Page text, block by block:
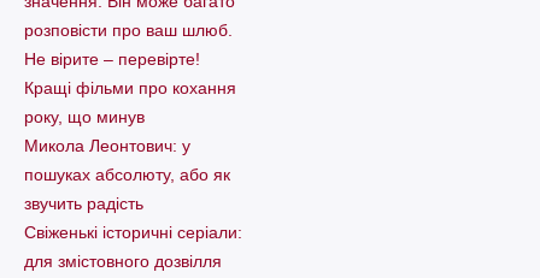
розповісти про ваш шлюб.
Не вірите – перевірте!
Кращі фільми про кохання
року, що минув
Микола Леонтович: у
пошуках абсолюту, або як
звучить радість
Свіженькі історичні серіали:
для змістовного дозвілля